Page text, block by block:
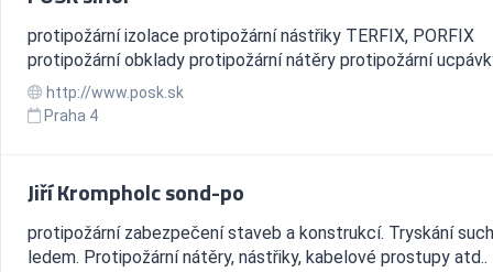
protipožární izolace protipožární nástřiky TERFIX, PORFIX
protipožární obklady protipožární nátěry protipožární
http://www.posk.sk
Praha 4
Jiří Krompholc sond-po
protipožární zabezpečení staveb a konstrukcí. Tryskání
ledem. Protipožární nátěry, nástřiky, kabelové prostupy atd..